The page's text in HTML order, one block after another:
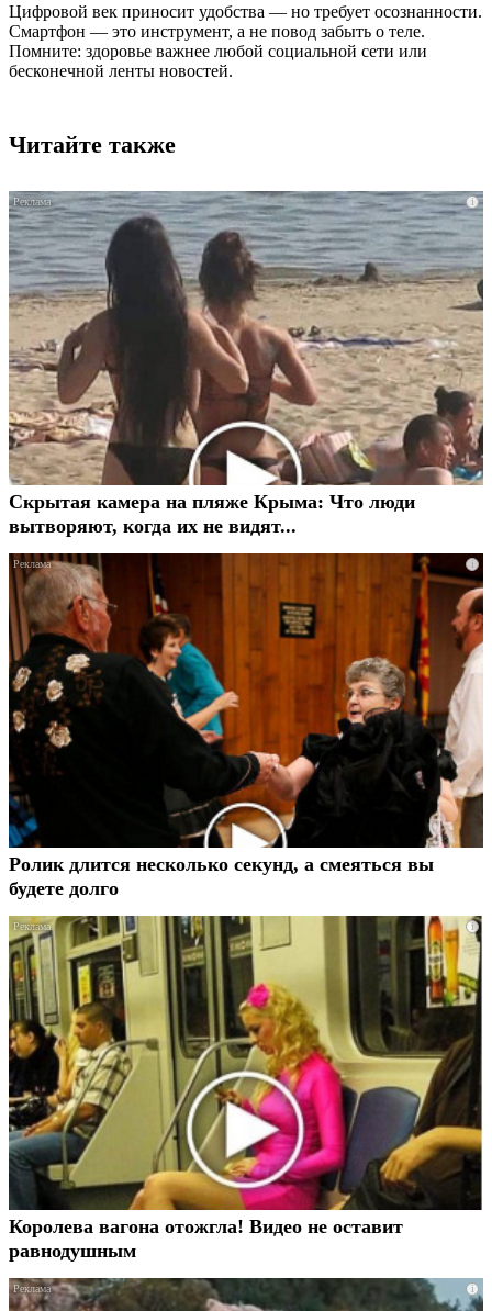
Цифровой век приносит удобства — но требует осознанности.
Смартфон — это инструмент, а не повод забыть о теле.
Помните: здоровье важнее любой социальной сети или
бесконечной ленты новостей.
Читайте также
i
Скрытая камера на пляже Крыма: Что люди
вытворяют, когда их не видят...
i
Ролик длится несколько секунд, а смеяться вы
будете долго
i
Королева вагона отожгла! Видео не оставит
равнодушным
i